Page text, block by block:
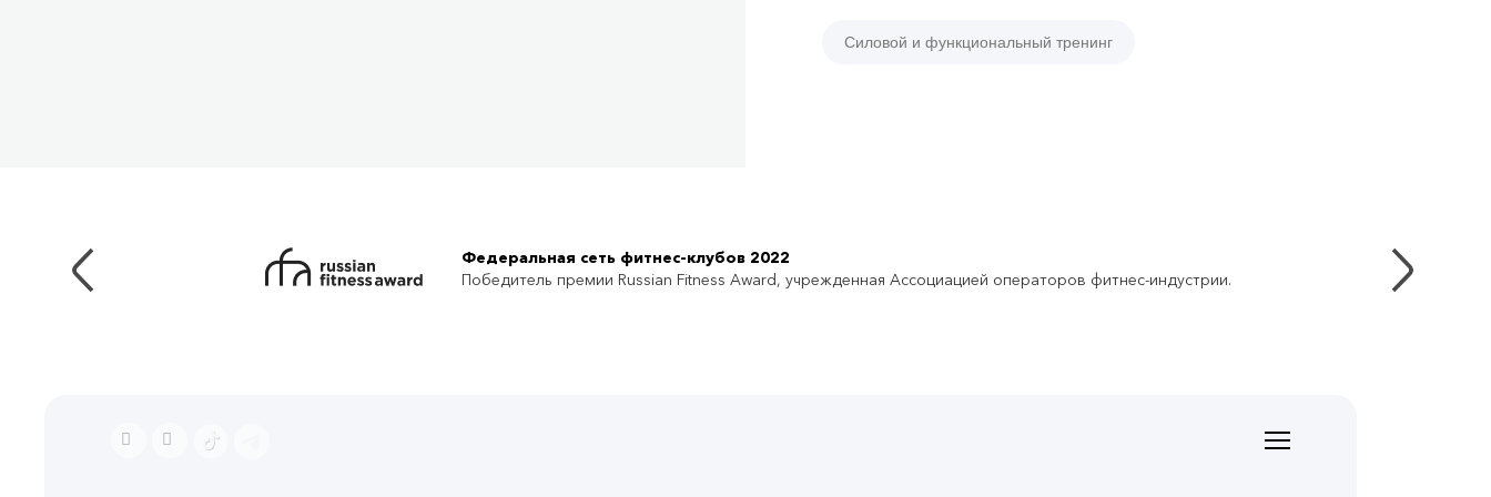
Силовой и функциональный тренинг
Федеральная сеть фитнес-клубов 2022
Победитель премии Russian Fitness Award, учрежденная Ассоциацией операторов фитнес-индустрии.